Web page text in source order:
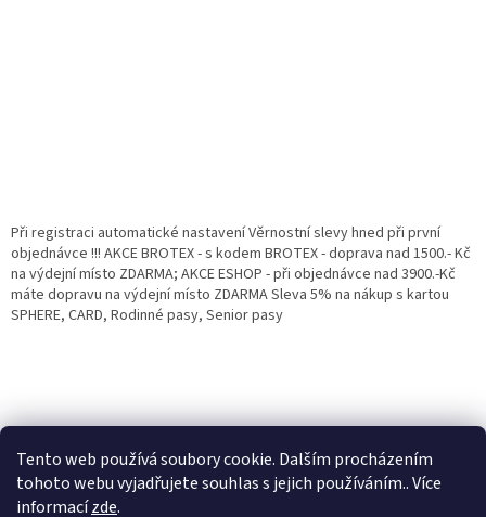
Tento web používá soubory cookie. Dalším procházením
tohoto webu vyjadřujete souhlas s jejich používáním.. Více
informacízde.
Při registraci automatické nastavení Věrnostní slevy hned při první
objednávce !!! AKCE BROTEX - s kodem BROTEX - doprava nad 1500.- Kč
na výdejní místo ZDARMA; AKCE ESHOP - při objednávce nad 3900.-Kč
máte dopravu na výdejní místo ZDARMA Sleva 5% na nákup s kartou
SPHERE, CARD, Rodinné pasy, Senior pasy